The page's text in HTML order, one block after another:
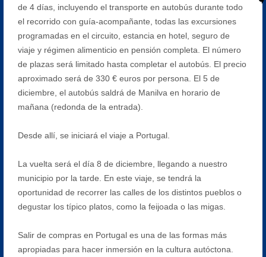
de 4 días, incluyendo el transporte en autobús durante todo
el recorrido con guía-acompañante, todas las excursiones
programadas en el circuito, estancia en hotel, seguro de
viaje y régimen alimenticio en pensión completa. El número
de plazas será limitado hasta completar el autobús. El precio
aproximado será de 330 € euros por persona. El 5 de
diciembre, el autobús saldrá de Manilva en horario de
mañana (redonda de la entrada).
Desde allí, se iniciará el viaje a Portugal.
La vuelta será el día 8 de diciembre, llegando a nuestro
municipio por la tarde. En este viaje, se tendrá la
oportunidad de recorrer las calles de los distintos pueblos o
degustar los típico platos, como la feijoada o las migas.
Salir de compras en Portugal es una de las formas más
apropiadas para hacer inmersión en la cultura autóctona.